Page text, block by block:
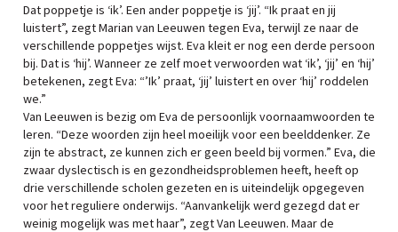
Dat poppetje is ‘ik’. Een ander poppetje is ‘jij’. “Ik praat en jij
luistert”, zegt Marian van Leeuwen tegen Eva, terwijl ze naar de
verschillende poppetjes wijst. Eva kleit er nog een derde persoon
bij. Dat is ‘hij’. Wanneer ze zelf moet verwoorden wat ‘ik’, ‘jij’ en ‘hij’
betekenen, zegt Eva: “’Ik’ praat, ‘jij’ luistert en over ‘hij’ roddelen
we.”
Van Leeuwen is bezig om Eva de persoonlijk voornaamwoorden te
leren. “Deze woorden zijn heel moeilijk voor een beelddenker. Ze
zijn te abstract, ze kunnen zich er geen beeld bij vormen.” Eva, die
zwaar dyslectisch is en gezondheidsproblemen heeft, heeft op
drie verschillende scholen gezeten en is uiteindelijk opgegeven
voor het reguliere onderwijs. “Aanvankelijk werd gezegd dat er
weinig mogelijk was met haar”, zegt Van Leeuwen. Maar de